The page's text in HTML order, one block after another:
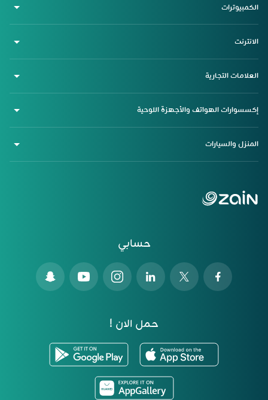
حسابي
حمل الان !
الكمبيوترات
الانترنت
العلامات التجارية
إكسسوارات الهواتف والأجهزة اللوحية
المنزل والسيارات